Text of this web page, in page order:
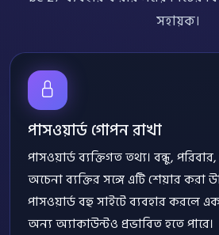
সহায়ক।
পাসওয়ার্ড গোপন রাখা
পাসওয়ার্ড ব্যক্তিগত তথ্য। বন্ধু,
অচেনা ব্যক্তির সঙ্গে এটি শেয়ার করা
পাসওয়ার্ড বহু সাইটে ব্যবহার করলে
অন্য অ্যাকাউন্টও প্রভাবিত হতে পারে।